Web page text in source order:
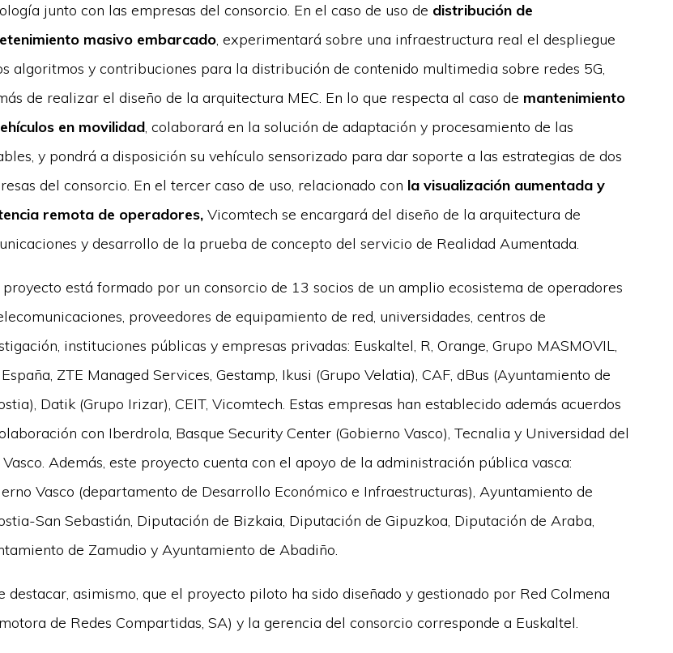
junto con las empresas del consorcio. En el caso de uso de distribución de
masivo embarcado, experimentará sobre una infraestructura real el despliegue
algoritmos y contribuciones para la distribución de contenido multimedia sobre redes 5G,
de realizar el diseño de la arquitectura MEC. En lo que respecta al caso de mantenimiento
en movilidad, colaborará en la solución de adaptación y procesamiento de las
y pondrá a disposición su vehículo sensorizado para dar soporte a las estrategias de dos
del consorcio. En el tercer caso de uso, relacionado con la visualización aumentada y
remota de operadores,Vicomtech se encargará del diseño de la arquitectura de
y desarrollo de la prueba de concepto del servicio de Realidad Aumentada.
proyecto está formado por un consorcio de 13 socios de un amplio ecosistema de operadores
proveedores de equipamiento de red, universidades, centros de
instituciones públicas y empresas privadas: Euskaltel, R, Orange, Grupo MASMOVIL,
ZTE Managed Services, Gestamp, Ikusi (Grupo Velatia), CAF, dBus (Ayuntamiento de
Datik (Grupo Irizar), CEIT, Vicomtech. Estas empresas han establecido además acuerdos
con Iberdrola, Basque Security Center (Gobierno Vasco), Tecnalia y Universidad del
Vasco. Además, este proyecto cuenta con el apoyo de la administración pública vasca:
Vasco (departamento de Desarrollo Económico e Infraestructuras), Ayuntamiento de
San Sebastián, Diputación de Bizkaia, Diputación de Gipuzkoa, Diputación de Araba,
de Zamudio y Ayuntamiento de Abadiño.
destacar, asimismo, que el proyecto piloto ha sido diseñado y gestionado por Red Colmena
de Redes Compartidas, SA) y la gerencia del consorcio corresponde a Euskaltel.